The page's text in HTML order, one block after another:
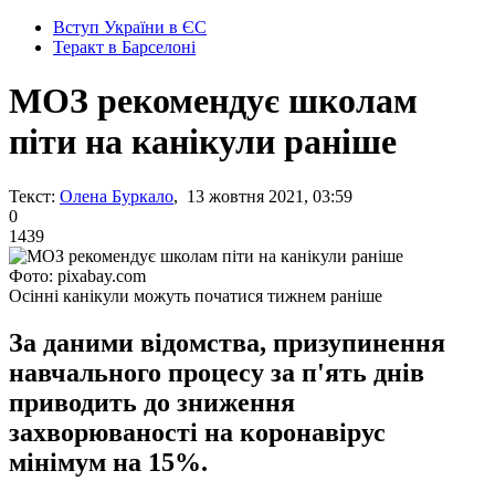
Вступ України в ЄС
Теракт в Барселоні
МОЗ рекомендує школам
піти на канікули раніше
Текст: Олена Буркало, 13 жовтня 2021, 03:59
0
1439
Фото: pixabay.com
Осінні канікули можуть початися тижнем раніше
За даними відомства, призупинення
навчального процесу за п'ять днів
приводить до зниження
захворюваності на коронавірус
мінімум на 15%.